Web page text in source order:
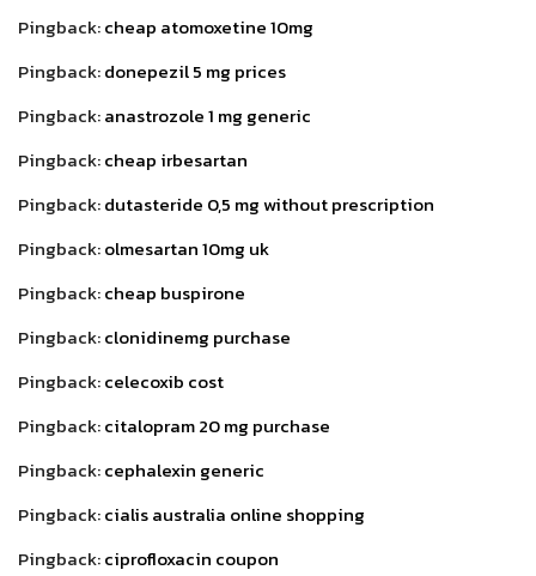
Pingback:cheap atomoxetine 10mg
Pingback:donepezil 5 mg prices
Pingback:anastrozole 1 mg generic
Pingback:cheap irbesartan
Pingback:dutasteride 0,5 mg without prescription
Pingback:olmesartan 10mg uk
Pingback:cheap buspirone
Pingback:clonidinemg purchase
Pingback:celecoxib cost
Pingback:citalopram 20 mg purchase
Pingback:cephalexin generic
Pingback:cialis australia online shopping
Pingback:ciprofloxacin coupon